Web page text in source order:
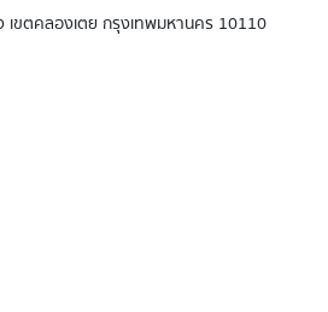
เขตคลองเตย กรุงเทพมหานคร 10110